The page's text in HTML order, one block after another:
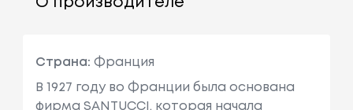
Страна: Франция
В 1927 году во Франции была основана
фирма SANTUCCI, которая начала